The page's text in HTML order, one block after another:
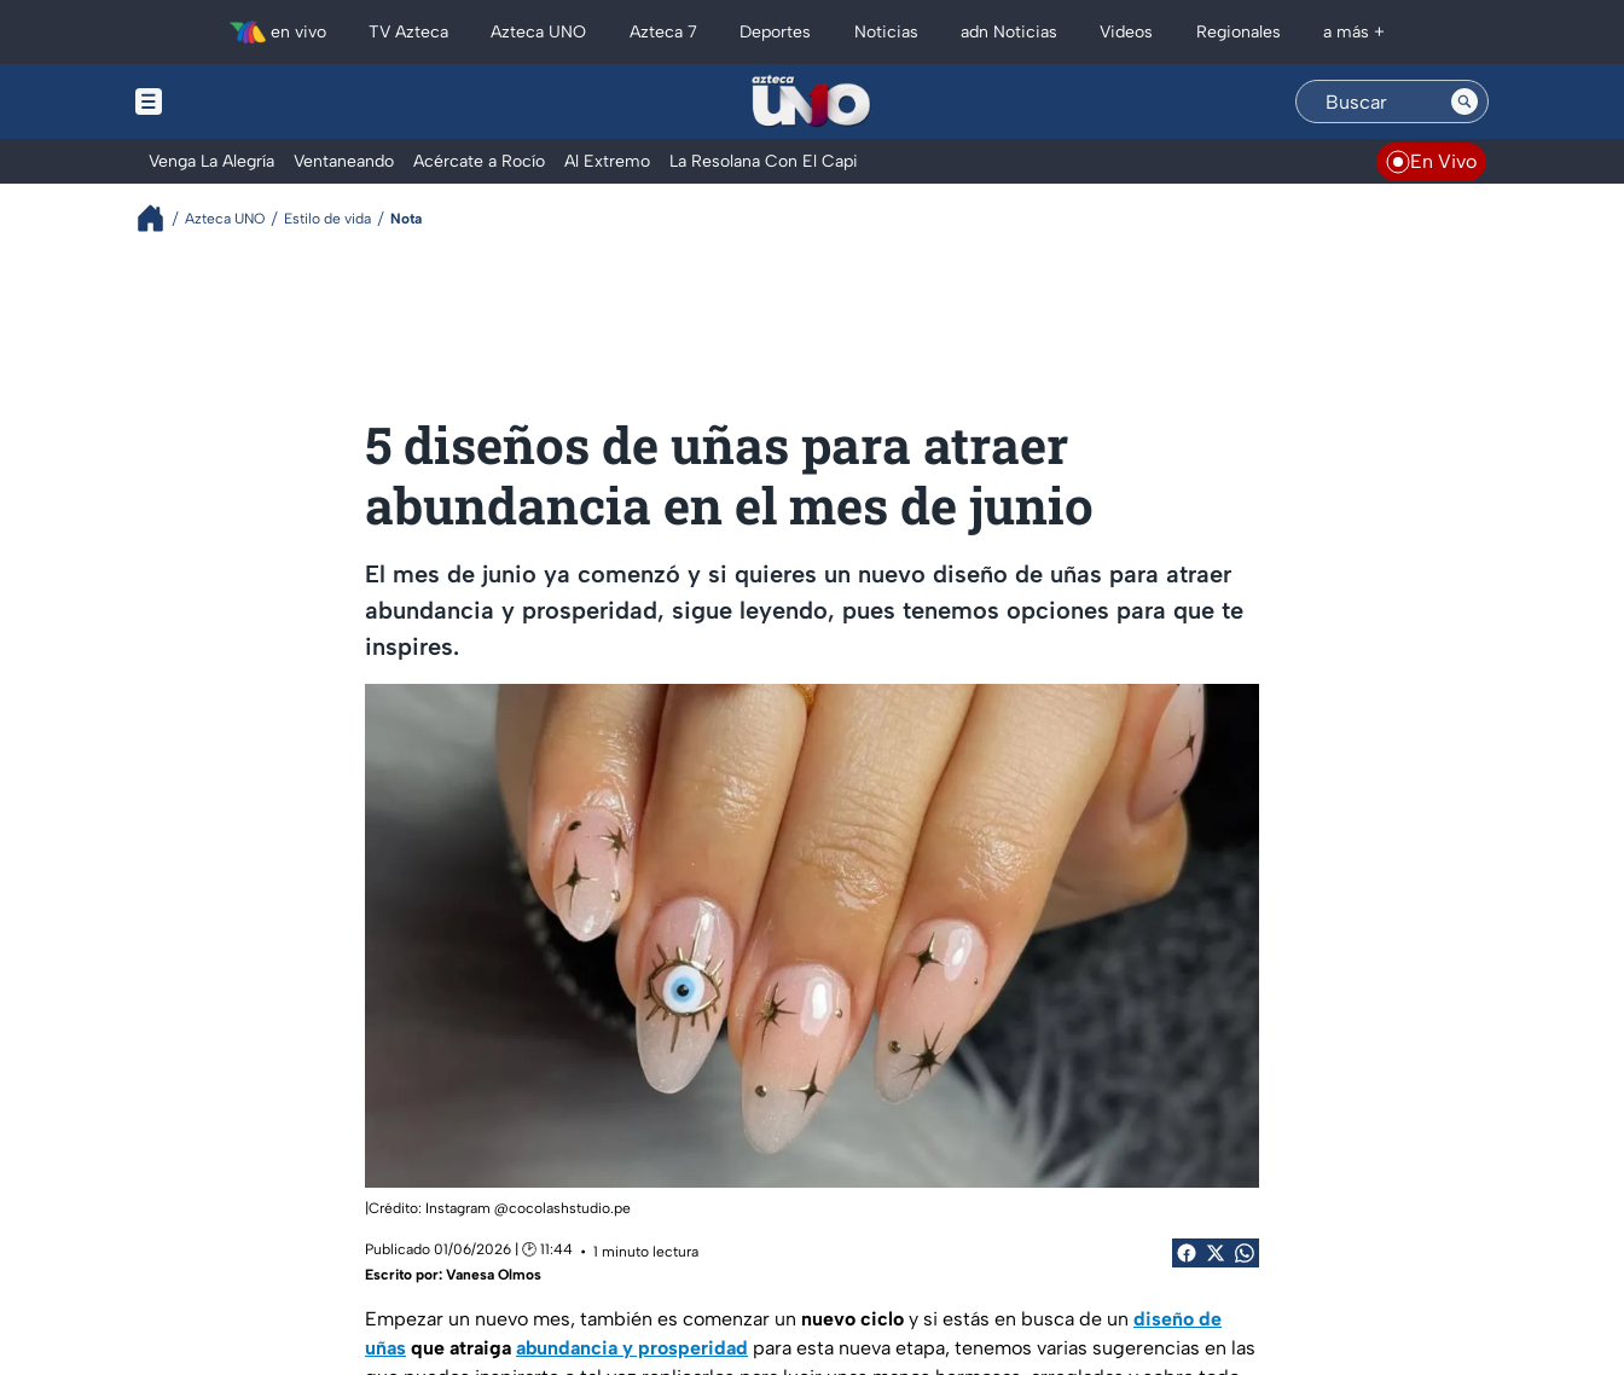
en vivo TV Azteca Azteca UNO Azteca 7 Deportes Noticias adn Noticias Videos Regionales a más +
Venga La Alegría Ventaneando Acércate a Rocío Al Extremo La Resolana Con El Capi En Vivo
Azteca UNO Estilo de vida Nota
5 diseños de uñas para atraer
abundancia en el mes de junio
El mes de junio ya comenzó y si quieres un nuevo diseño de uñas para atraer
abundancia y prosperidad, sigue leyendo, pues tenemos opciones para que te
inspires.
|Crédito: Instagram @cocolashstudio.pe
Publicado 01/06/2026 | 🕑 11:44
1 minuto lectura
Escrito por: Vanesa Olmos
Empezar un nuevo mes, también es comenzar un nuevo ciclo y si estás en busca de un diseño de
uñas que atraiga abundancia y prosperidad para esta nueva etapa, tenemos varias sugerencias en las